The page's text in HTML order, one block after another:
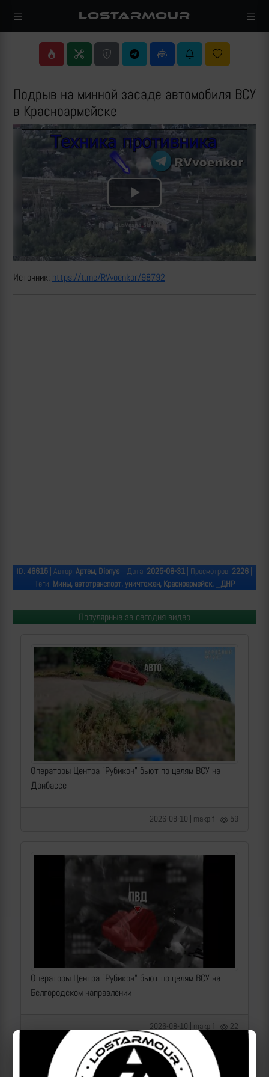
LOSTARMOUR
Подрыв на минной засаде автомобиля ВСУ
в Красноармейске
Play
Video
Источник: https://t.me/RVvoenkor/98792
ID: 46615 | Автор: Артем, Dionys | Дата: 2025-08-31 | Просмотров: 2226 |
Теги: Мины, автотранспорт, уничтожен, Красноармейск, _ДНР
Популярные за сегодня видео
Операторы Центра "Рубикон" бьют по целям ВСУ на
Донбассе
2026-08-10 | makpif | 59
Операторы Центра "Рубикон" бьют по целям ВСУ на
Белгородском направлении
2026-08-10 | makpif | 22